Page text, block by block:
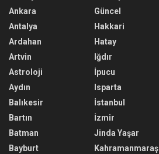
Ankara
Antalya
Ardahan
Artvin
Astroloji
Aydın
Balıkesir
Bartın
Batman
Bayburt
Güncel
Hakkari
Hatay
Iğdır
İpucu
Isparta
İstanbul
İzmir
Jinda Yaşar
Kahramanmaraş